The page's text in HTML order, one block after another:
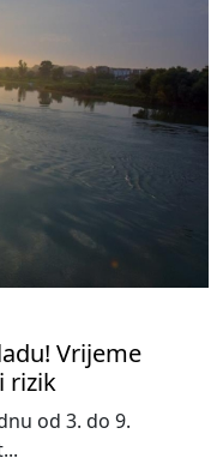
Vrijeme
rizik
od 3. do 9.